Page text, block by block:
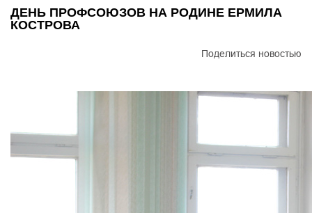
ДЕНЬ ПРОФСОЮЗОВ НА РОДИНЕ ЕРМИЛА
КОСТРОВА
Поделиться новостью